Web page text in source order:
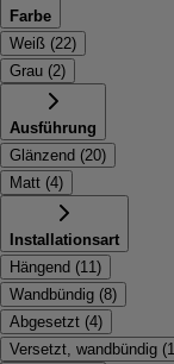
Farbe
Weiß (22)
Grau (2)
Ausführung
Glänzend (20)
Matt (4)
Installationsart
Hängend (11 )
Wandbündig (8)
Abgesetzt (4)
Versetzt, wandbündig (1